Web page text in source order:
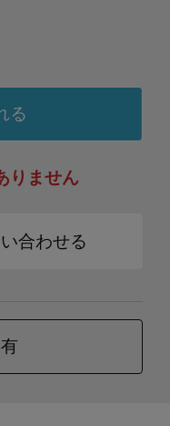
る
りません
合わせる